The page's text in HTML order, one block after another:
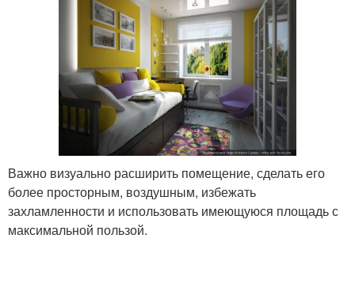
Важно визуально расширить помещение, сделать его
более просторным, воздушным, избежать
захламленности и использовать имеющуюся площадь с
максимальной пользой.